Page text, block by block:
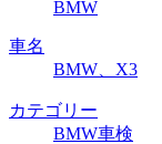
BMW
車名
BMW、X3
カテゴリー
BMW車検